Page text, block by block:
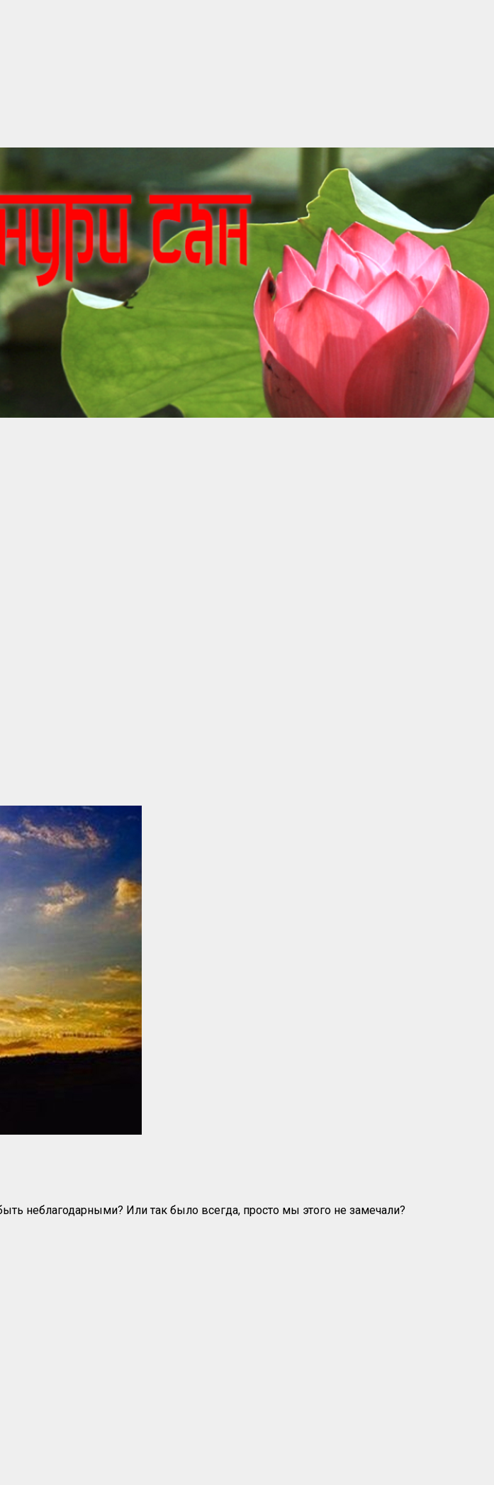
неблагодарными? Или так было всегда, просто мы этого не замечали?